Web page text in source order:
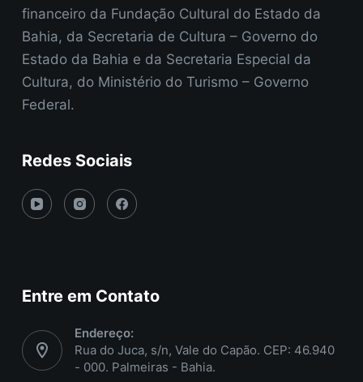
financeiro da Fundação Cultural do Estado da
Bahia, da Secretaria de Cultura – Governo do
Estado da Bahia e da Secretaria Especial da
Cultura, do Ministério do Turismo – Governo
Federal.
Redes Sociais
Entre em Contato
Endereço:
Rua do Juca, s/n, Vale do Capão. CEP: 46.940
- 000. Palmeiras - Bahia.